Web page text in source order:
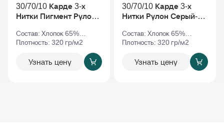
30/70/10 Карде 3-х
Нитки Пигмент Рулон
v2
Состав: Хлопок 65%
Полиэстер 35%
Плотность: 320 гр/м2
Узнать цену
30/70/10 Карде 3-х
Нитки Рулон Серый-
Состав: Хлопок 65%
Полиэстер 35%
Плотность: 320 гр/м2
Узнать цену